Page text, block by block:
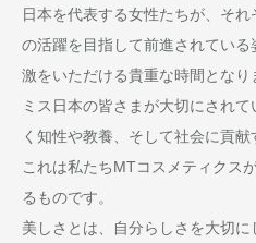
日本を代表する女性たちが、そ
の活躍を目指して前進されてい
激をいただける貴重な時間となり
ミス日本の皆さまが大切にされ
く知性や教養、そして社会に貢献
これは私たちMTコスメティクス
るものです。
美しさとは、自分らしさを大切